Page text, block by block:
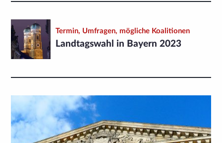
Termin, Umfragen, mögliche Koalitionen
Landtags­wahl in Bayern 2023